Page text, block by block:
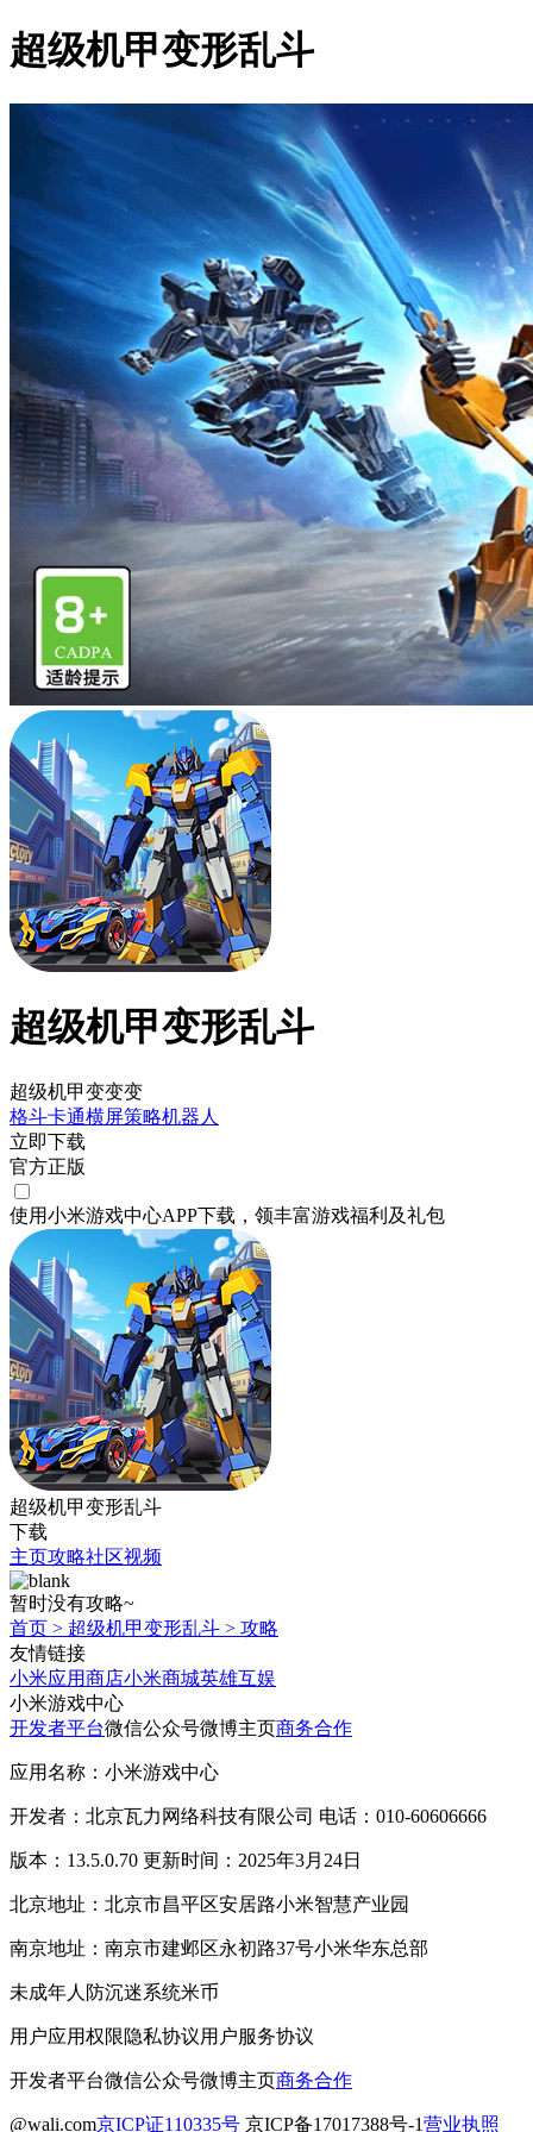
超级机甲变形乱斗
超级机甲变形乱斗
超级机甲变变变
格斗卡通横屏策略机器人
立即下载
官方正版
使用小米游戏中心APP下载 ，领丰富游戏福利 及礼包
超级机甲变形乱斗
下载
主页攻略社区视频
暂时没有攻略~
首页 > 超级机甲变形乱斗 > 攻略
友情链接
小米应用商店小米商城英雄互娱
小米游戏中心
开发者平台微信公众号微博主页商务合作
应用名称：小米游戏中心
开发者：北京瓦力网络科技有限公司 电话：010-60606666
版本：13.5.0.70 更新时间：2025年3月24日
北京地址：北京市昌平区安居路小米智慧产业园
南京地址：南京市建邺区永初路37号小米华东总部
未成年人防沉迷系统米币
用户应用权限隐私协议用户服务协议
开发者平台微信公众号微博主页商务合作
@wali.com京ICP证110335号 京ICP备17017388号-1营业执照